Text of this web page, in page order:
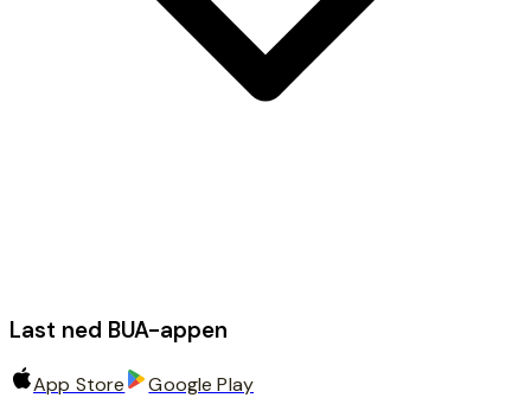
Last ned BUA-appen
App Store Google Play